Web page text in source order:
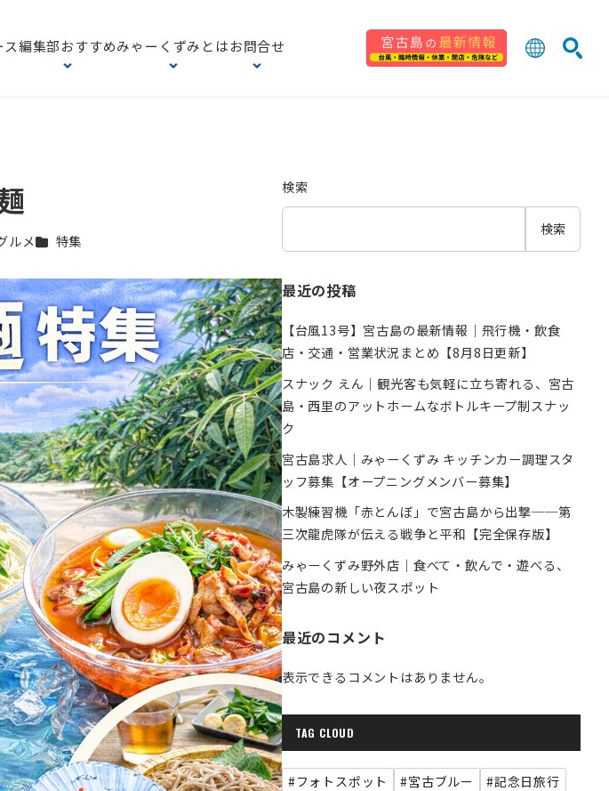
ス編集部おすすめみゃーくずみとはお問合せ
ー
ルメカテゴリー
特集
検索
検索
最近の投稿
【台風13号】宮古島の最新情報｜飛行機・飲食
店・交通・営業状況まとめ【8月8日更新】
スナック えん｜観光客も気軽に立ち寄れる、宮古
島・西里のアットホームなボトルキープ制スナッ
ク
宮古島求人｜みゃーくずみ キッチンカー調理スタ
ッフ募集【オープニングメンバー募集】
木製練習機「赤とんぼ」で宮古島から出撃──第
三次龍虎隊が伝える戦争と平和【完全保存版】
みゃーくずみ野外店｜食べて・飲んで・遊べる、
宮古島の新しい夜スポット
最近のコメント
表示できるコメントはありません。
TAG CLOUD
#フォトスポット #宮古ブルー
#記念日旅行